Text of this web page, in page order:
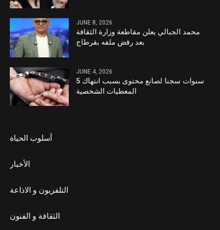
JUNE 8, 2026
محمد الجبالي يعلن مقاطعة وزارة الثقافة
بعد رفض ملفه بقرطاج
JUNE 4, 2026
5 سنوات سجنا لصانع محتوى بسبب انتهاك
المعطيات الشخصية
أسلوب الحياة
الأخبار
التلفزيون و الاذاعة
الثقافة و الفنون